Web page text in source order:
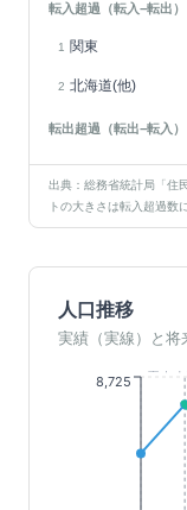
転入超過（転入−転出）
1 関東
2 北海道(他)
転出超過（転出−転入）
出典：総務省統計局「住
トの大きさは転入超過数
人口推移
実績（実線）と将
8,725